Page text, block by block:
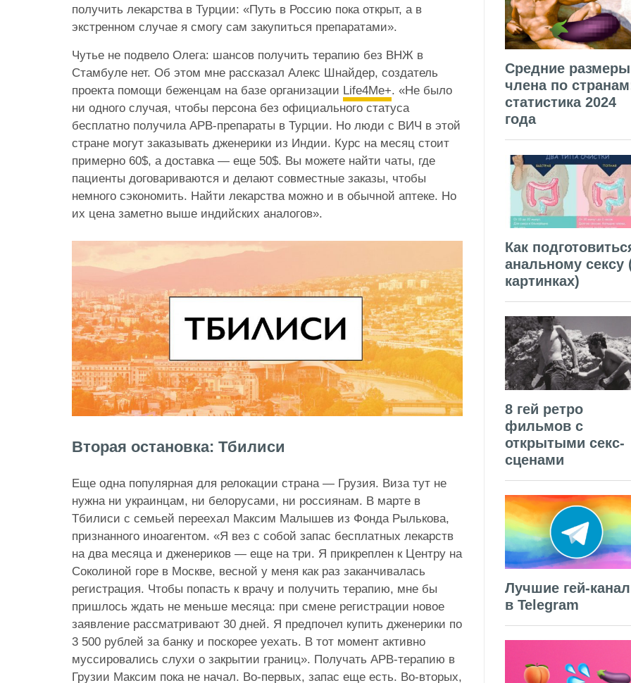
получить лекарства в Турции: «Путь в Россию пока открыт, а в
экстренном случае я смогу сам закупиться препаратами».
Чутье не подвело Олега: шансов получить терапию без ВНЖ в
Стамбуле нет. Об этом мне рассказал Алекс Шнайдер, создатель
проекта помощи беженцам на базе организации Life4Me+. «Не было
ни одного случая, чтобы персона без официального статуса
бесплатно получила АРВ-препараты в Турции. Но люди с ВИЧ в этой
стране могут заказывать дженерики из Индии. Курс на месяц стоит
примерно 60$, а доставка — еще 50$. Вы можете найти чаты, где
пациенты договариваются и делают совместные заказы, чтобы
немного сэкономить. Найти лекарства можно и в обычной аптеке. Но
их цена заметно выше индийских аналогов».
Вторая остановка: Тбилиси
Еще одна популярная для релокации страна — Грузия. Виза тут не
нужна ни украинцам, ни белорусами, ни россиянам. В марте в
Тбилиси с семьей переехал Максим Малышев из Фонда Рылькова,
признанного иноагентом. «Я вез с собой запас бесплатных лекарств
на два месяца и дженериков — еще на три. Я прикреплен к Центру на
Соколиной горе в Москве, весной у меня как раз заканчивалась
регистрация. Чтобы попасть к врачу и получить терапию, мне бы
пришлось ждать не меньше месяца: при смене регистрации новое
заявление рассматривают 30 дней. Я предпочел купить дженерики по
3 500 рублей за банку и поскорее уехать. В тот момент активно
муссировались слухи о закрытии границ». Получать АРВ-терапию в
Грузии Максим пока не начал. Во-первых, запас еще есть. Во-вторых,
Средние размеры
члена по
статистика 2024
года
Как
анальному сексу
картинках)
8 гей ретро
фильмов с
открытыми секс-
сценами
Лучшие гей-
в Telegram